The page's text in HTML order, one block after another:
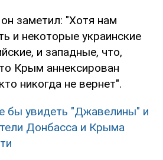
заметил: "Хотя нам
и некоторые украинские
и западные, что,
Крым аннексирован
никогда не вернет".
бы увидеть "Джавелины" и
Донбасса и Крыма